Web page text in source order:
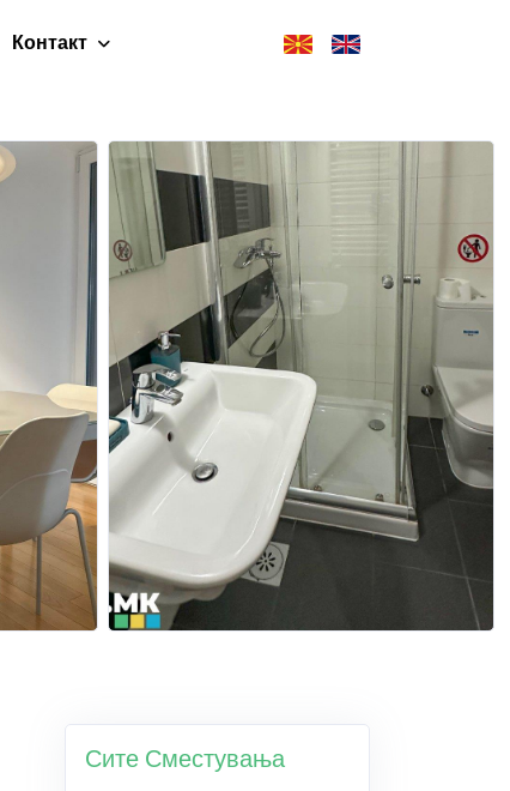
Контакт
Сите Сместувања